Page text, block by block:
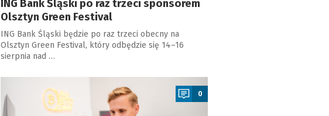
ING Bank Śląski po raz trzeci sponsorem
Olsztyn Green Festival
ING Bank Śląski będzie po raz trzeci obecny na
Olsztyn Green Festival, który odbędzie się 14–16
sierpnia nad …
a
0